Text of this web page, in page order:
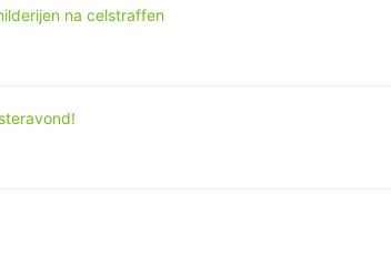
na celstraffen